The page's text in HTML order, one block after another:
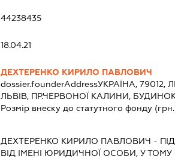
44238435
18.04.21
ДЕХТЕРЕНКО КИРИЛО ПАВЛОВИЧ
dossier.founderAddressУКРАЇНА, 79012,
ЛЬВІВ, ПР.ЧЕРВОНОЇ КАЛИНИ,
Розмір внеску до статутного фонду
ДЕХТЕРЕНКО КИРИЛО ПАВЛОВИЧ -
ВІД ІМЕНІ ЮРИДИЧНОЇ ОСОБИ, У ТОМУ